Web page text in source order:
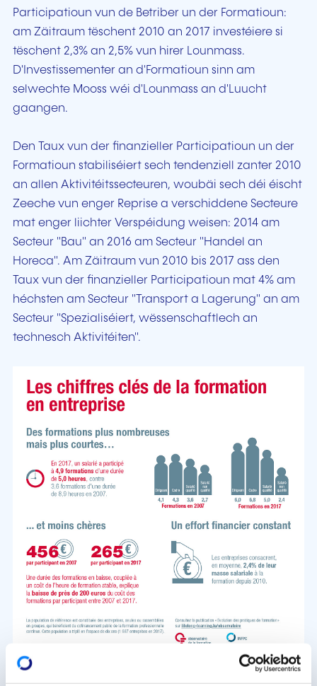
Participatioun vun de Betriber un der Formatioun:
am Zäitraum tëschent 2010 an 2017 investéiere si
tëschent 2,3% an 2,5% vun hirer Lounmass.
D'Investissementer an d'Formatioun sinn am
selwechte Mooss wéi d'Lounmass an d'Luucht
gaangen.
Den Taux vun der finanzieller Participatioun un der
Formatioun stabiliséiert sech tendenziell zanter 2010
an allen Aktivitéitssecteuren, woubäi sech déi éischt
Zeeche vun enger Reprise a verschiddene Secteure
mat enger liichter Verspéidung weisen: 2014 am
Secteur "Bau" an 2016 am Secteur "Handel an
Horeca". Am Zäitraum vun 2010 bis 2017 ass den
Taux vun der finanzieller Participatioun mat 4% am
héchsten am Secteur "Transport a Lagerung" an am
Secteur "Spezialiséiert, wëssenschaftlech an
technesch Aktivitéiten".